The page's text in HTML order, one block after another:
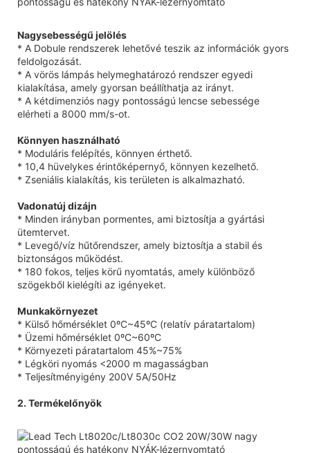
Nagysebességű jelölés
* A Dobule rendszerek lehetővé teszik az információk gyors
feldolgozását.
* A vörös lámpás helymeghatározó rendszer egyedi
kialakítása, amely gyorsan beállíthatja az irányt.
* A kétdimenziós nagy pontosságú lencse sebessége
elérheti a 8000 mm/s-ot.
Könnyen használható
* Moduláris felépítés, könnyen érthető.
* 10,4 hüvelykes érintőképernyő, könnyen kezelhető.
* Zseniális kialakítás, kis területen is alkalmazható.
Vadonatúj dizájn
* Minden irányban pormentes, ami biztosítja a gyártási
ütemtervet.
* Levegő/víz hűtőrendszer, amely biztosítja a stabil és
biztonságos működést.
* 180 fokos, teljes körű nyomtatás, amely különböző
szögekből kielégíti az igényeket.
Munkakörnyezet
* Külső hőmérséklet 0ºC~45ºC (relatív páratartalom)
* Üzemi hőmérséklet 0ºC~60ºC
* Környezeti páratartalom 45%~75%
* Légköri nyomás <2000 m magasságban
* Teljesítményigény 200V 5A/50Hz
2. Termékelőnyök